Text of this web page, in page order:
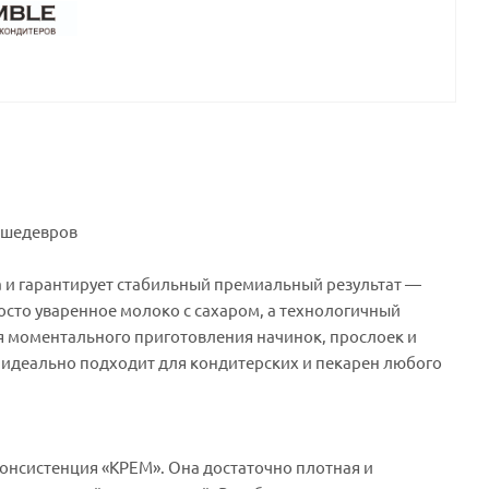
гарантирует стабильный премиальный результат —
уваренное молоко с сахаром, а технологичный
приготовления начинок, прослоек и
подходит для кондитерских и пекарен любого
«КРЕМ». Она достаточно плотная и